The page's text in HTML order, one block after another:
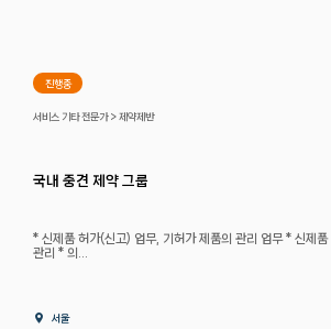
진행중
서비스 기타 전문가 > 제약제반
국내 중견 제약 그룹
* 신제품 허가(신고) 업무, 기허가 제품의 관리 업무 * 신제품 기획 및 개발과제의 일정
관리 * 의...
서울